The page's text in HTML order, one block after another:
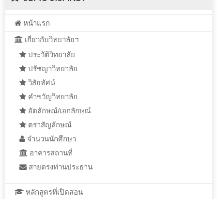
หน้าแรก
เกี่ยวกับวิทยาลัยฯ
ประวัติวิทยาลัย
ปรัชญาวิทยาลัย
วิสัยทัศน์
คำขวัญวิทยาลัย
อัตลักษณ์/เอกลักษณ์
ตราสัญลักษณ์
จำนวนนักศึกษา
อาคารสถานที่
สายตรงท่านประธาน
หลักสูตรที่เปิดสอน